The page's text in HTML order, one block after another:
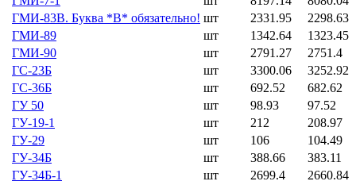
ГМИ-83В. Буква *В* обязательно! шт 2331.95
2298.63
ГМИ-89
шт 1342.64
1323.45
ГМИ-90
шт 2791.27
2751.4
ГС-23Б
шт 3300.06
3252.92
ГС-36Б
шт 692.52
682.62
ГУ 50
шт 98.93
97.52
ГУ-19-1
шт 212
208.97
ГУ-29
шт 106
104.49
ГУ-34Б
шт 388.66
383.11
ГУ-34Б-1
шт 2699.4 2660.84